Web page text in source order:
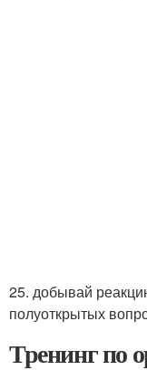
25. добывай
полуоткрытых
Тренинг по